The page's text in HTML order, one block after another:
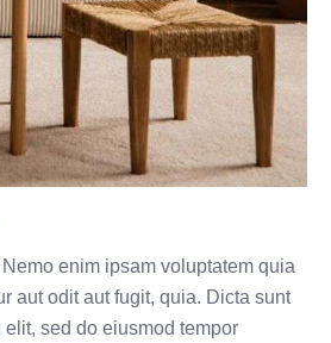
enim ipsam voluptatem quia
aut odit aut fugit, quia. Dicta sunt
sed do eiusmod tempor